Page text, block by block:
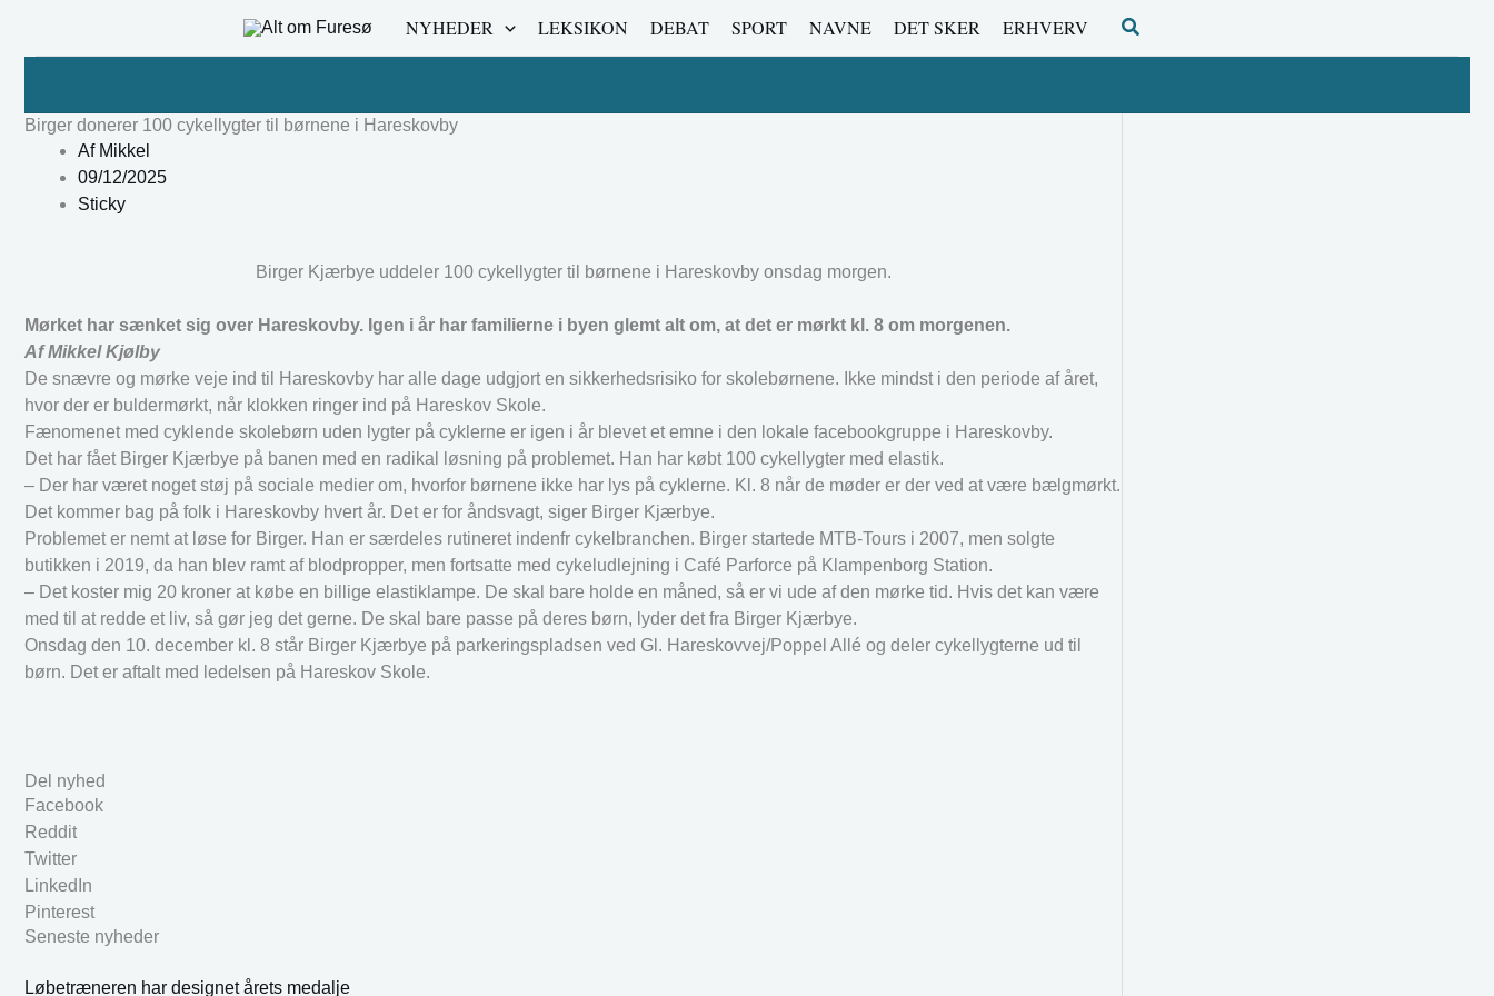
NYHEDER LEKSIKON DEBAT SPORT NAVNE DET SKER ERHVERV Søg
Birger donerer 100 cykellygter til børnene i Hareskovby
AfMikkel
09/12/2025
Sticky
Birger Kjærbye uddeler 100 cykellygter til børnene i Hareskovby onsdag morgen.
Mørket har sænket sig over Hareskovby. Igen i år har familierne i byen glemt alt om, at det er mørkt kl. 8 om morgenen.
Af Mikkel Kjølby
De snævre og mørke veje ind til Hareskovby har alle dage udgjort en sikkerhedsrisiko for skolebørnene. Ikke mindst i den periode af året,
hvor der er buldermørkt, når klokken ringer ind på Hareskov Skole.
Fænomenet med cyklende skolebørn uden lygter på cyklerne er igen i år blevet et emne i den lokale facebookgruppe i Hareskovby.
Det har fået Birger Kjærbye på banen med en radikal løsning på problemet. Han har købt 100 cykellygter med elastik.
– Der har været noget støj på sociale medier om, hvorfor børnene ikke har lys på cyklerne. Kl. 8 når de møder er der ved at være bælgmørkt.
Det kommer bag på folk i Hareskovby hvert år. Det er for åndsvagt, siger Birger Kjærbye.
Problemet er nemt at løse for Birger. Han er særdeles rutineret indenfr cykelbranchen. Birger startede MTB-Tours i 2007, men solgte
butikken i 2019, da han blev ramt af blodpropper, men fortsatte med cykeludlejning i Café Parforce på Klampenborg Station.
– Det koster mig 20 kroner at købe en billige elastiklampe. De skal bare holde en måned, så er vi ude af den mørke tid. Hvis det kan være
med til at redde et liv, så gør jeg det gerne. De skal bare passe på deres børn, lyder det fra Birger Kjærbye.
Onsdag den 10. december kl. 8 står Birger Kjærbye på parkeringspladsen ved Gl. Hareskovvej/Poppel Allé og deler cykellygterne ud til
børn. Det er aftalt med ledelsen på Hareskov Skole.
Del nyhed
Facebook
Reddit
Twitter
LinkedIn
Pinterest
Seneste nyheder
Løbetræneren har designet årets medalje